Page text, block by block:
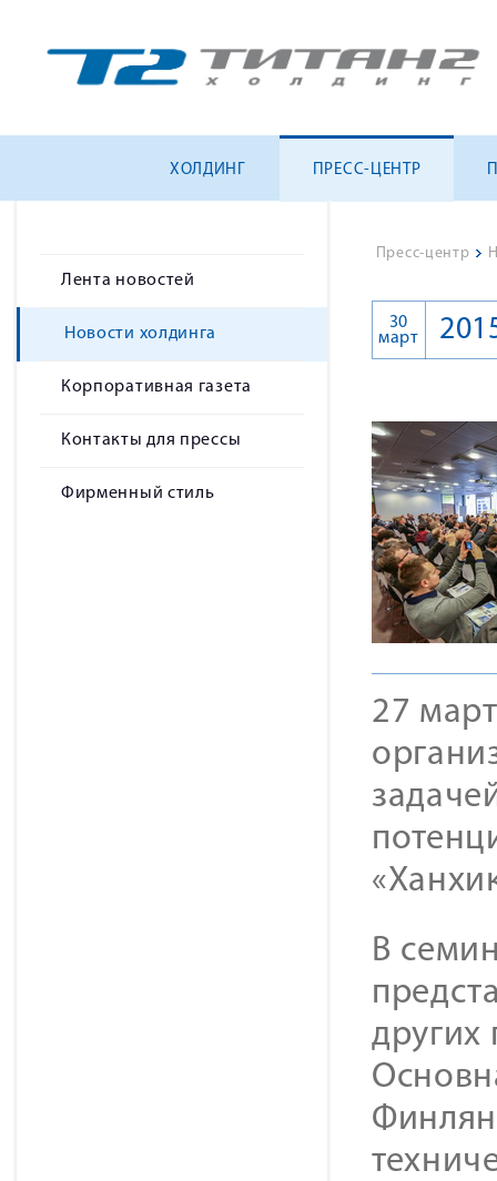
ХОЛДИНГ ПРЕСС-ЦЕНТР
Лента новостей
Новости холдинга
Корпоративная газета
Контакты для прессы
Фирменный стиль
Пресс-центр >
30
март
27
В